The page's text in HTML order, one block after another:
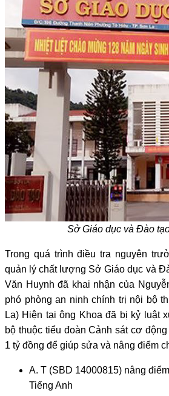
Sở Giáo dục và Đào
Trong quá trình điều tra nguyên
quản lý chất lượng Sở Giáo dục và
Văn Huynh đã khai nhận của
phó phòng an ninh chính trị nội bộ
La) Hiện tại ông Khoa đã bị kỷ luật
bộ thuộc tiểu đoàn Cảnh sát cơ
1 tỷ đồng để giúp sửa và nâng điểm
A. T (SBD 14000815) nâng
Tiếng Anh